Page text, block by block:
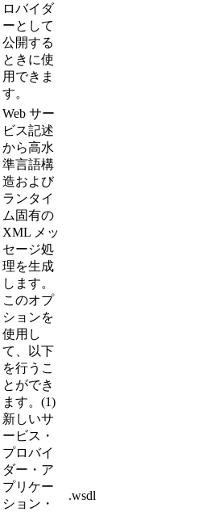
ロバイダ
ーとして
公開する
ときに使
用できま
す。
Web サー
ビス記述
から高水
準言語構
造および
ランタイ
ム固有の
XML メッ
セージ処
理を生成
します。
このオプ
ションを
使用し
て、以下
を行うこ
とができ
ます。(1)
新しいサ
ービス・
プロバイ
ダー・ア
プリケー
ション・
.wsdl